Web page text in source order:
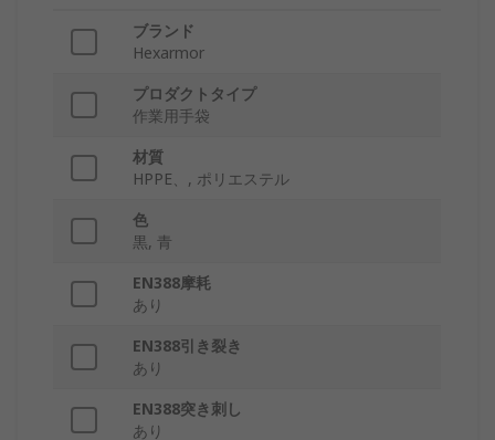
ブランド
Hexarmor
プロダクトタイプ
作業用手袋
材質
HPPE、, ポリエステル
色
黒, 青
EN388摩耗
あり
EN388引き裂き
あり
EN388突き刺し
あり